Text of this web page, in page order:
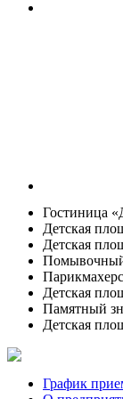
Гостиница
Детская
Детская
Детская
Памятный
Детская
График